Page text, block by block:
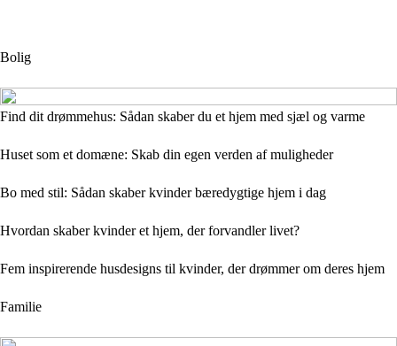
Bolig
Find dit drømmehus: Sådan skaber du et hjem med sjæl og varme
Huset som et domæne: Skab din egen verden af muligheder
Bo med stil: Sådan skaber kvinder bæredygtige hjem i dag
Hvordan skaber kvinder et hjem, der forvandler livet?
Fem inspirerende husdesigns til kvinder, der drømmer om deres hjem
Familie